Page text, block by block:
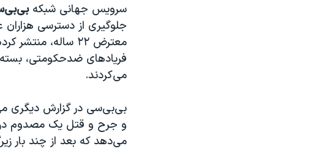
سرویس جهانی شبکه
جلوگیری از دسترسی
معترض ۲۲ ساله،
فریادهای ضدحکومتی،
می‌‌کردند.
بی‌بی‌سی در گزارش دیگری
و جرح و قتل یک مصدوم در
می‌دهد که بعد از چند بار